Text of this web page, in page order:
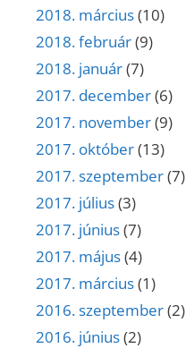
2018. március(10)
2018. február(9)
2018. január(7)
2017. december(6)
2017. november(9)
2017. október(13)
2017. szeptember(7)
2017. július(3)
2017. június(7)
2017. május(4)
2017. március(1)
2016. szeptember(2)
2016. június(2)